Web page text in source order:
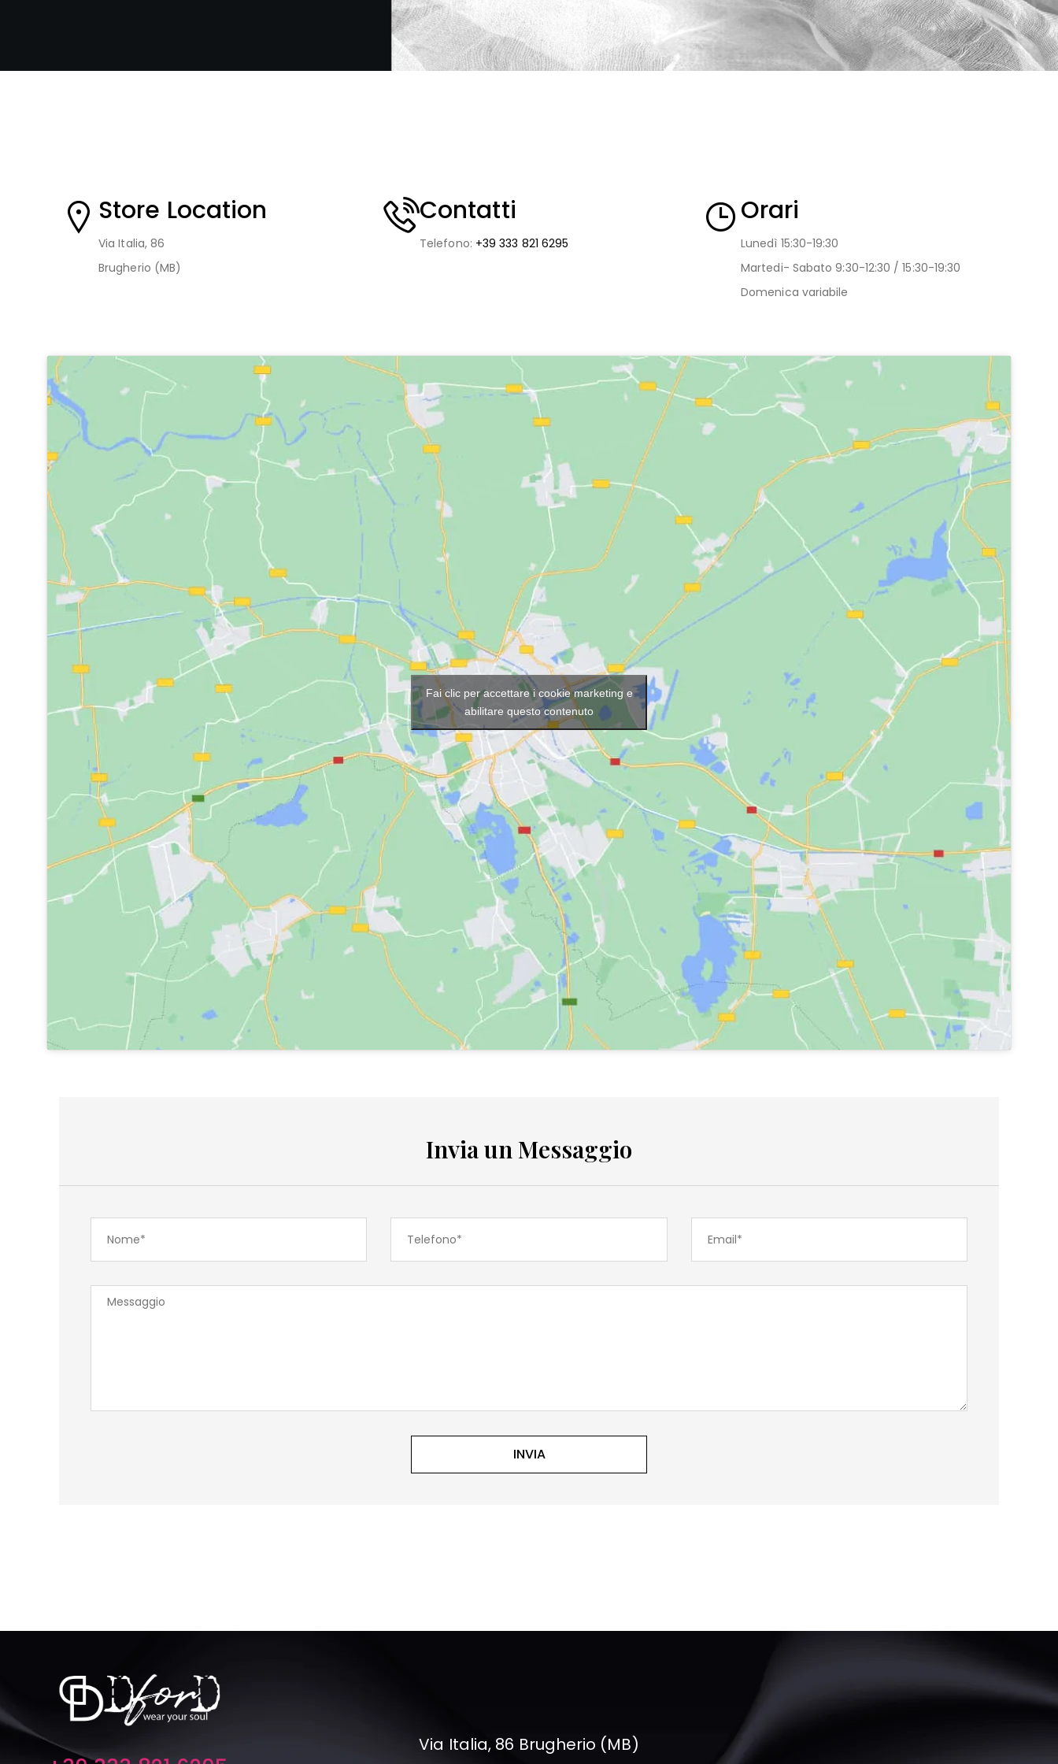
Store Location
Via Italia, 86
Brugherio (MB)
Contatti
Telefono: +39 333 821 6295
Orari
Lunedì 15:30-19:30
Martedi- Sabato 9:30-12:30 / 15:30-19:30
Domenica variabile
Fai clic per accettare i cookie marketing e
abilitare questo contenuto
Invia un Messaggio
Via Italia, 86 Brugherio (MB)